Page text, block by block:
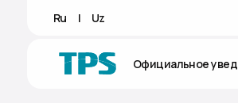
Ru | Uz
Официальное